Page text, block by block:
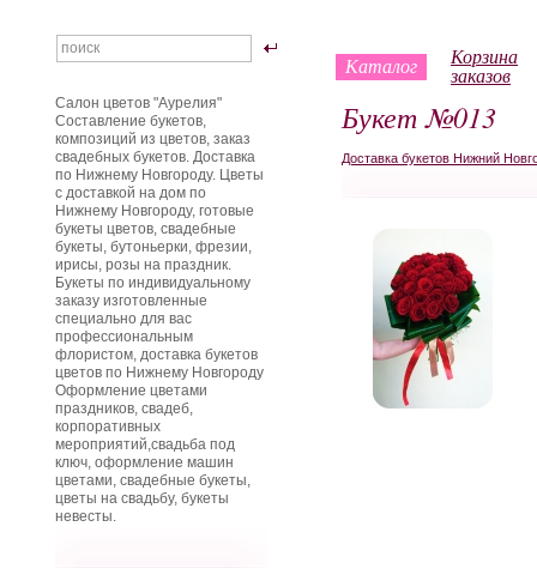
Каталог Корзина
заказов
Букет №013
Доставка букетов Нижний
Салон цветов "Аурелия"
Составление букетов,
композиций из цветов, заказ
свадебных букетов. Доставка
по Нижнему Новгороду. Цветы
с доставкой на дом по
Нижнему Новгороду, готовые
букеты цветов, свадебные
букеты, бутоньерки, фрезии,
ирисы, розы на праздник.
Букеты по индивидуальному
заказу изготовленные
специально для вас
профессиональным
флористом, доставка букетов
цветов по Нижнему Новгороду
Оформление цветами
праздников, свадеб,
корпоративных
мероприятий,свадьба под
ключ, оформление машин
цветами, свадебные букеты,
цветы на свадьбу, букеты
невесты.